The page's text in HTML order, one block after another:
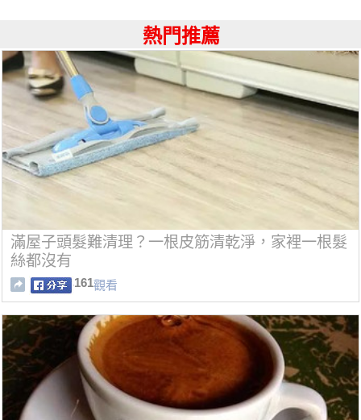
熱門推薦
滿屋子頭髮難清理？一根皮筋清乾淨，家裡一根髮
絲都沒有
161觀看